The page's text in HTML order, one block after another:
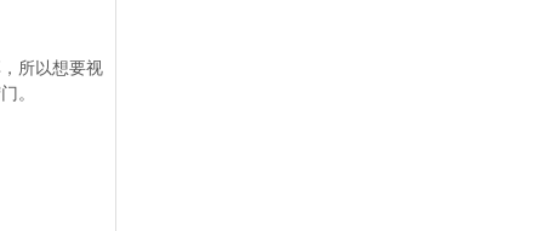
所以想要视
。